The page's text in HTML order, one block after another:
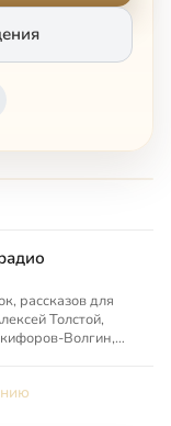
рассказов для
Толстой,
Волгин,